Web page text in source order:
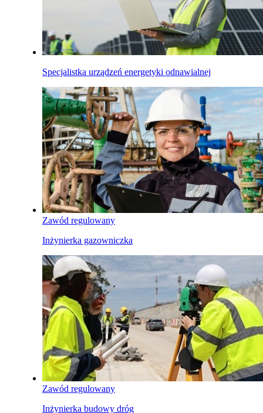
Specjalistka urządzeń energetyki odnawialnej
Zawód regulowany
Inżynierka gazowniczka
Zawód regulowany
Inżynierka budowy dróg